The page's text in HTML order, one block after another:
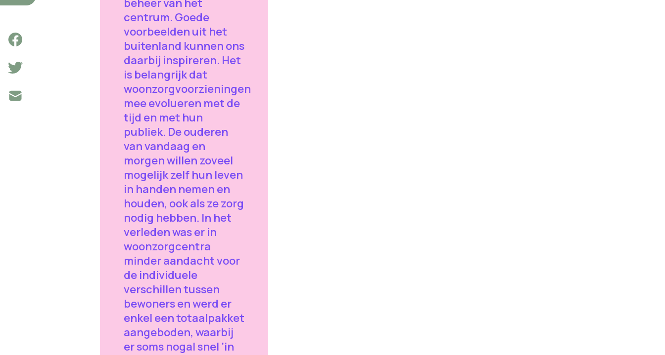
beheer van het
centrum. Goede
voorbeelden uit het
buitenland kunnen ons
daarbij inspireren. Het
is belangrijk dat
woonzorgvoorzieningen
mee evolueren met de
tijd en met hun
publiek. De ouderen
van vandaag en
morgen willen zoveel
mogelijk zelf hun leven
in handen nemen en
houden, ook als ze zorg
nodig hebben. In het
verleden was er in
woonzorgcentra
minder aandacht voor
de individuele
verschillen tussen
bewoners en werd er
enkel een totaalpakket
aangeboden, waarbij
er soms nogal snel ‘in